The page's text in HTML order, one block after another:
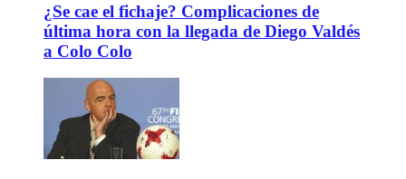
¿Se cae el fichaje? Complicaciones de
última hora con la llegada de Diego Valdés
a Colo Colo